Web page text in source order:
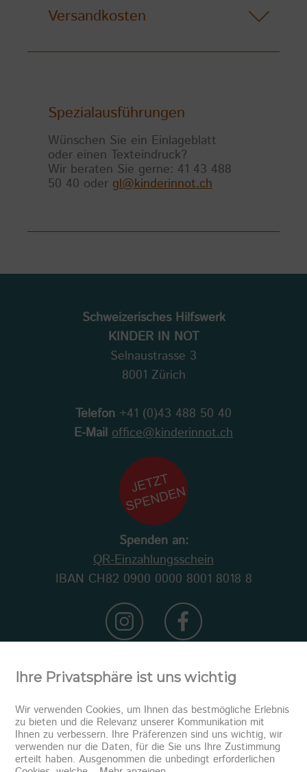
Versandkosten
Spezialausführungen
Wünschen Sie ein Einlageblatt
oder einen Texteindruck?
Wir beraten Sie gerne: 41 43 488
50 40 oder gl@kinderinnot.ch
Schweizerisches Hilfswerk
KINDER IN NOT
Selnaustrasse 3
8001 Zürich
Telefon +41 (0)43 488 50 40
E-Mail office@kinderinnot.ch
Spenden an:
QR-Einzahlungsschein
IBAN CH82 0900 0000 8001 8018 8
Ihre Privatsphäre ist uns wichtig
Wir verwenden Cookies, um Ihnen das bestmögliche Erlebnis
zu bieten und die Relevanz unserer Kommunikation mit
Ihnen zu verbessern. Ihre Präferenzen sind uns wichtig, wir
verwenden nur die Daten, für die Sie uns Ihre Zustimmung
erteilt haben. Ausgenommen die unbedingt erforderlichen